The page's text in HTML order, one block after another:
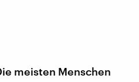
meisten Menschen